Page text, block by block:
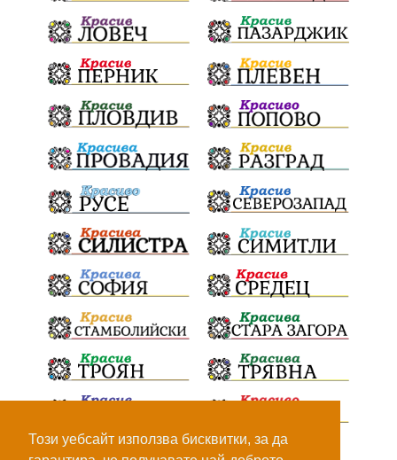
Този уебсайт използва бисквитки, за да
ПТП Сливен КварталРечица Данъци
ПътнаИнфраструктура Асфалт
БрашноСтоименов ИстинскиХляб
БългарскоКачество Запис
ПолитическоЗадкулисие Микродрон
КомарДрон КитайскаТехнология
ВоенниТехнологии Наркотици Дрога
НелегалнаЛаборатория Байрактаров
НеНаНаркотиците